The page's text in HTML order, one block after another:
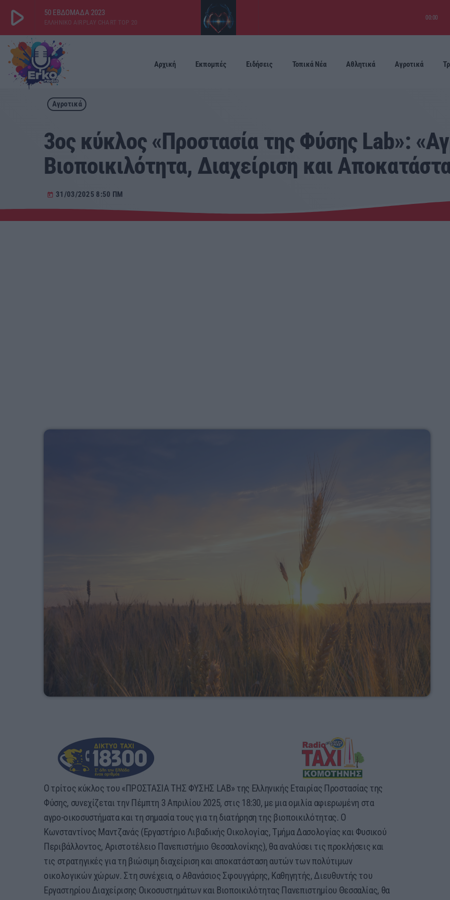
play_arrow 50 ΕΒΔΟΜΑΔΑ 2023
ΕΛΛΗΝΙΚΟ AIRPLAY CHART TOP 20
00:00
play_arrow ΕΡΚΟ
LIVE
Αρχική Εκπομπές Ειδήσεις Τοπικά Νέα Αθλητικά Αγροτικά
Αγροτικά
3ος κύκλος «Προστασία της Φύσης Lab»:
Βιοποικιλότητα, Διαχείριση και
today 31/03/2025 8:50 ΠΜ
Ο τρίτος κύκλος του «ΠΡΟΣΤΑΣΙΑ ΤΗΣ ΦΥΣΗΣ LAB» της Ελληνικής Εταιρίας Προστασίας της
Φύσης, συνεχίζεται την Πέμπτη 3 Απριλίου 2025, στις 18:30, με μια ομιλία αφιερωμένη στα
αγρο-οικοσυστήματα και τη σημασία τους για τη διατήρηση της βιοποικιλότητας. Ο
Κωνσταντίνος Μαντζανάς (Εργαστήριο Λιβαδικής Οικολογίας, Τμήμα Δασολογίας και Φυσικού
Περιβάλλοντος, Αριστοτέλειο Πανεπιστήμιο Θεσσαλονίκης), θα αναλύσει τις προκλήσεις και
τις στρατηγικές για τη βιώσιμη διαχείριση και αποκατάσταση αυτών των πολύτιμων
οικολογικών χώρων. Στη συνέχεια, ο Αθανάσιος Σφουγγάρης, Καθηγητής, Διευθυντής του
Εργαστηρίου Διαχείρισης Οικοσυστημάτων και Βιοποικιλότητας Πανεπιστημίου Θεσσαλίας, θα